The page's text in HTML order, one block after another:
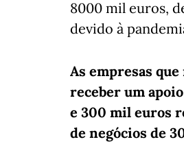
8000 mil euros,
devido à
As empresas
receber um
e 300 mil euros
de negócios de